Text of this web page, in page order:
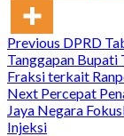
Continue
Reading
Previous DPRD
Tanggapan Bupati
Fraksi terkait
Next Percepat
Jaya Negara
Injeksi